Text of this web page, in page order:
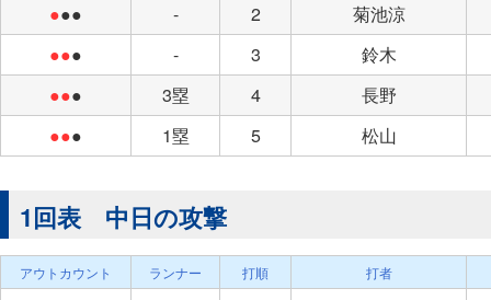
●●● - 2
菊池涼
●●● - 3
鈴木
●●● 3塁 4
長野
●●● 1塁 5 松山
1回表 中日の攻撃
アウトカウント ランナー 打順 打者